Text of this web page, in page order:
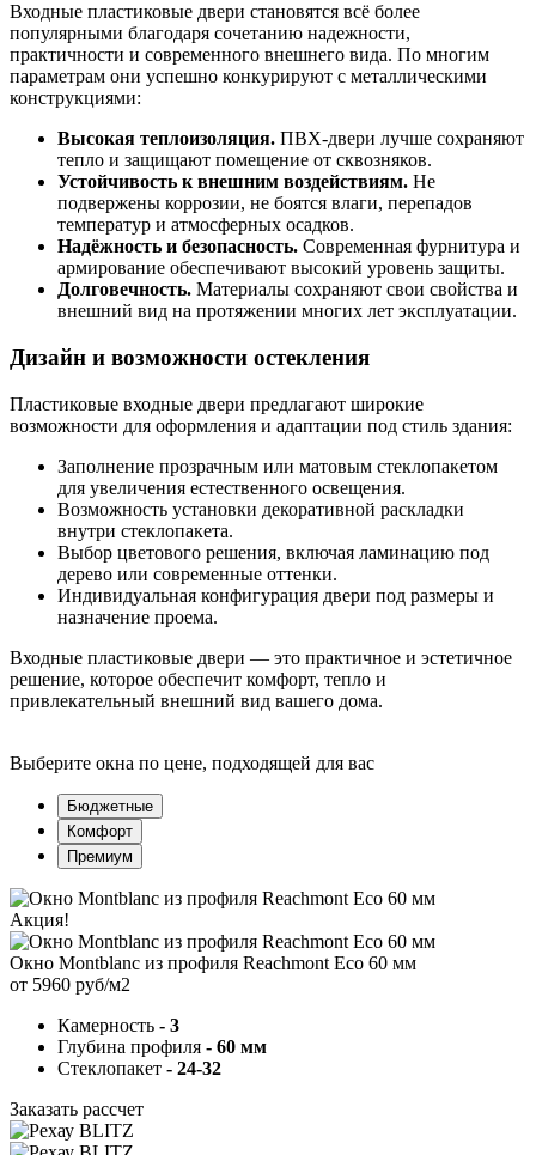
Входные пластиковые двери становятся всё более
популярными благодаря сочетанию надежности,
практичности и современного внешнего вида. По многим
параметрам они успешно конкурируют с металлическими
конструкциями:
Высокая теплоизоляция. ПВХ-двери лучше сохраняют
тепло и защищают помещение от сквозняков.
Устойчивость к внешним воздействиям. Не
подвержены коррозии, не боятся влаги, перепадов
температур и атмосферных осадков.
Надёжность и безопасность. Современная фурнитура и
армирование обеспечивают высокий уровень защиты.
Долговечность. Материалы сохраняют свои свойства и
внешний вид на протяжении многих лет эксплуатации.
Дизайн и возможности остекления
Пластиковые входные двери предлагают широкие
возможности для оформления и адаптации под стиль здания:
Заполнение прозрачным или матовым стеклопакетом
для увеличения естественного освещения.
Возможность установки декоративной раскладки
внутри стеклопакета.
Выбор цветового решения, включая ламинацию под
дерево или современные оттенки.
Индивидуальная конфигурация двери под размеры и
назначение проема.
Входные пластиковые двери — это практичное и эстетичное
решение, которое обеспечит комфорт, тепло и
привлекательный внешний вид вашего дома.
Выберите окна по цене, подходящей для вас
Бюджетные
Комфорт
Премиум
Акция!
Окно Montblanc из профиля Reachmont Eco 60 мм
от 5960 руб/м2
Камерность - 3
Глубина профиля - 60 мм
Стеклопакет - 24-32
Заказать рассчет